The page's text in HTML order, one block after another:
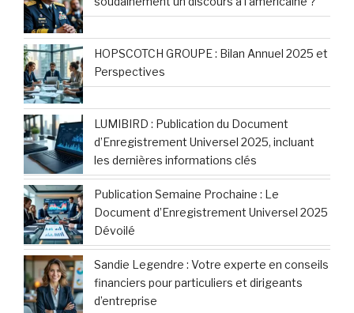
HOPSCOTCH GROUPE : Bilan Annuel 2025 et
Perspectives
LUMIBIRD : Publication du Document
d’Enregistrement Universel 2025, incluant
les dernières informations clés
Publication Semaine Prochaine : Le
Document d’Enregistrement Universel 2025
Dévoilé
Sandie Legendre : Votre experte en conseils
financiers pour particuliers et dirigeants
d’entreprise